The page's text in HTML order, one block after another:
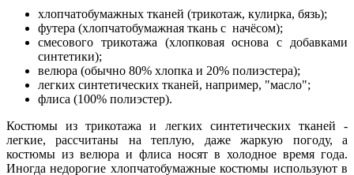
хлопчатобумажных тканей (трикотаж, кулирка, бязь);
футера (хлопчатобумажная ткань с начёсом);
смесового трикотажа (хлопковая основа с добавками
синтетики);
велюра (обычно 80% хлопка и 20% полиэстера);
легких синтетических тканей, например, "масло";
флиса (100% полиэстер).
Костюмы из трикотажа и легких синтетических тканей -
легкие, рассчитаны на теплую, даже жаркую погоду, а
костюмы из велюра и флиса носят в холодное время года.
Иногда недорогие хлопчатобумажные костюмы используют в